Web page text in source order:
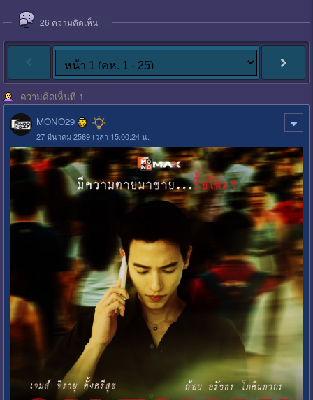
26 ความคิดเห็น
ความคิดเห็นที่ 1
MONO29
27 มีนาคม 2569 เวลา 15:00:24 น.